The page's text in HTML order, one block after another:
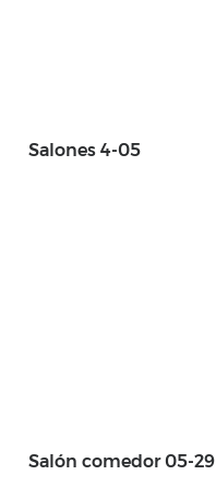
Salones 4-05
Salón comedor 05-29